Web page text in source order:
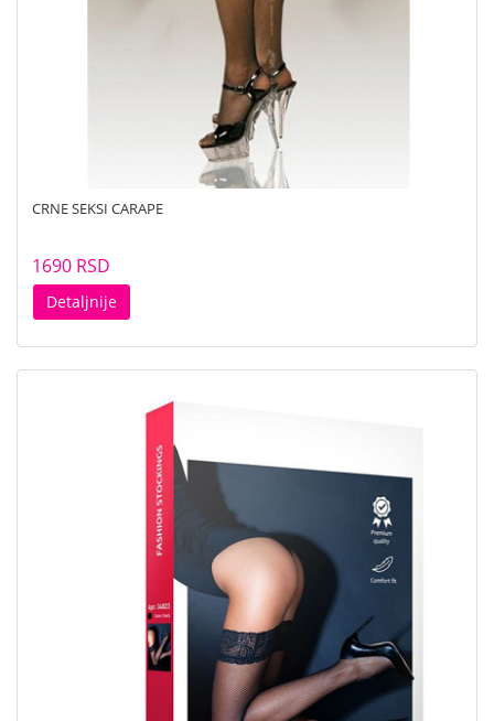
CRNE SEKSI CARAPE
1690 RSD
Detaljnije